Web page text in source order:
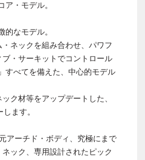
ア・モデル。
なモデル。
ネックを組み合わせ、パワフ
・サーキットでコントロール
すべてを備えた、中心的モデル
ク材等をアップデートした、
ます。
アーチド・ボディ、究極にまで
ック、専用設計されたピック